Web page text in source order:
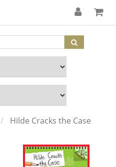
Hilde Cracks the Case